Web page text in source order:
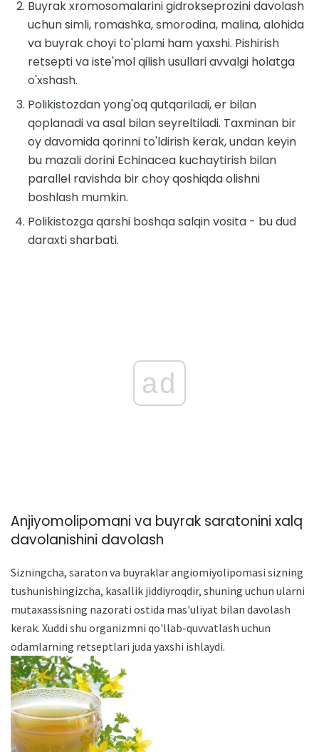
Buyrak xromosomalarini gidrokseprozini davolash
uchun simli, romashka, smorodina, malina, alohida
va buyrak choyi to'plami ham yaxshi. Pishirish
retsepti va iste'mol qilish usullari avvalgi holatga
o'xshash.
Polikistozdan yong'oq qutqariladi, er bilan
qoplanadi va asal bilan seyreltiladi. Taxminan bir
oy davomida qorinni to'ldirish kerak, undan keyin
bu mazali dorini Echinacea kuchaytirish bilan
parallel ravishda bir choy qoshiqda olishni
boshlash mumkin.
Polikistozga qarshi boshqa salqin vosita - bu dud
daraxti sharbati.
ad
Anjiyomolipomani va buyrak saratonini xalq
davolanishini davolash
Sizningcha, saraton va buyraklar angiomiyolipomasi sizning
tushunishingizcha, kasallik jiddiyroqdir, shuning uchun ularni
mutaxassisning nazorati ostida mas'uliyat bilan davolash
kerak. Xuddi shu organizmni qo'llab-quvvatlash uchun
odamlarning retseptlari juda yaxshi ishlaydi.